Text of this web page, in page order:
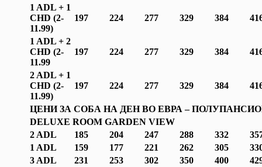
1 ADL + 1
CHD (2-
11.99)
197 224 277 329 384
1 ADL + 2
CHD (2-
11.99
197 224 277 329 384
2 ADL + 1
CHD (2-
11.99)
197 224 277 329 384
ЦЕНИ ЗА СОБА НА ДЕН ВО ЕВРА –
DELUXE ROOM GARDEN VIEW
2 ADL
185 204 247 288 332
1 ADL
159 177 221 262 305
3 ADL
231 253 302 350 400